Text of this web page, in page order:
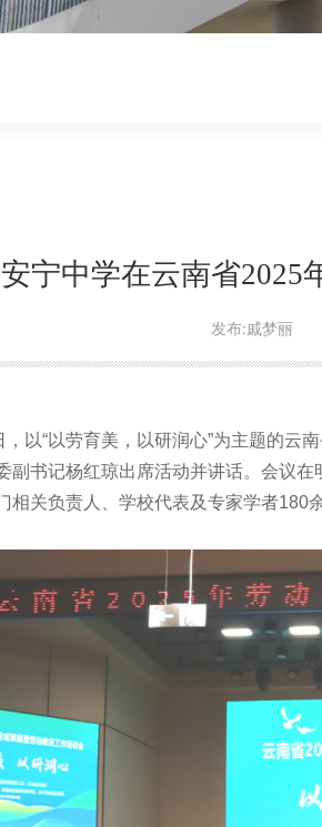
安宁中学在云南省2025
发布:戚梦丽
，以“以劳育美，以研润心”为主题的云
副书记杨红琼出席活动并讲话。 会议在
相关负责人、学校代表及专家学者180